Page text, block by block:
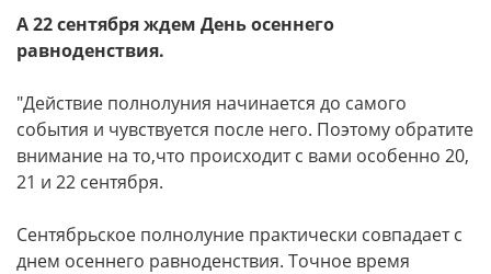
А 22 сентября ждем День осеннего
равноденствия.
"Действие полнолуния начинается до самого
события и чувствуется после него. Поэтому обратите
внимание на то,что происходит с вами особенно 20,
21 и 22 сентября.
Сентябрьское полнолуние практически совпадает с
днем осеннего равноденствия. Точное время